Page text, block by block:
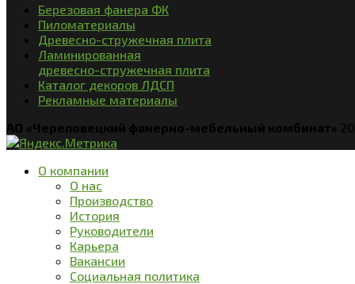
Березовая фанера ФК
Пиломатериалы
Древесно-стружечная плита
Ламинированная
древесно-стружечная плита
Каталог декоров ЛДСП
Рекламные материалы
АО «Череповецкий фанерно-мебельный комбинат»
О компании
О нас
Производство
История
Руководители
Карьера
Вакансии
Социальная политика